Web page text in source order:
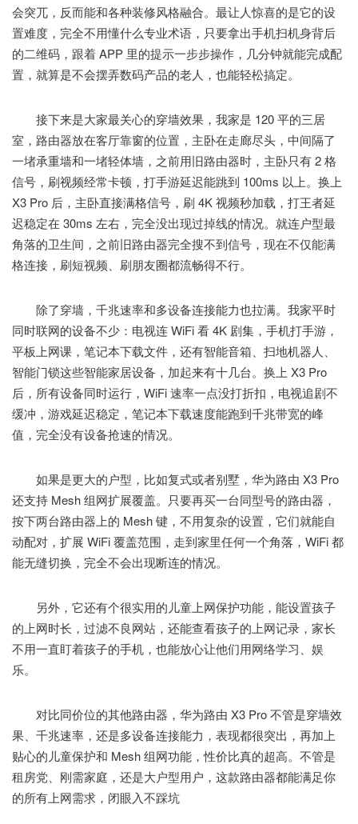
会突兀，反而能和各种装修风格融合。最让人惊喜的是它的设
置难度，完全不用懂什么专业术语，只要拿出手机扫机身背后
的二维码，跟着 APP 里的提示一步步操作，几分钟就能完成配
置，就算是不会摆弄数码产品的老人，也能轻松搞定。
接下来是大家最关心的穿墙效果，我家是 120 平的三居
室，路由器放在客厅靠窗的位置，主卧在走廊尽头，中间隔了
一堵承重墙和一堵轻体墙，之前用旧路由器时，主卧只有 2 格
信号，刷视频经常卡顿，打手游延迟能跳到 100ms 以上。换上
X3 Pro 后，主卧直接满格信号，刷 4K 视频秒加载，打王者延
迟稳定在 30ms 左右，完全没出现过掉线的情况。就连户型最
角落的卫生间，之前旧路由器完全搜不到信号，现在不仅能满
格连接，刷短视频、刷朋友圈都流畅得不行。
除了穿墙，千兆速率和多设备连接能力也拉满。我家平时
同时联网的设备不少：电视连 WiFi 看 4K 剧集，手机打手游，
平板上网课，笔记本下载文件，还有智能音箱、扫地机器人、
智能门锁这些智能家居设备，加起来有十几台。换上 X3 Pro
后，所有设备同时运行，WiFi 速率一点没打折扣，电视追剧不
缓冲，游戏延迟稳定，笔记本下载速度能跑到千兆带宽的峰
值，完全没有设备抢速的情况。
如果是更大的户型，比如复式或者别墅，华为路由 X3 Pro
还支持 Mesh 组网扩展覆盖。只要再买一台同型号的路由器，
按下两台路由器上的 Mesh 键，不用复杂的设置，它们就能自
动配对，扩展 WiFi 覆盖范围，走到家里任何一个角落，WiFi 都
能无缝切换，完全不会出现断连的情况。
另外，它还有个很实用的儿童上网保护功能，能设置孩子
的上网时长，过滤不良网站，还能查看孩子的上网记录，家长
不用一直盯着孩子的手机，也能放心让他们用网络学习、娱
乐。
对比同价位的其他路由器，华为路由 X3 Pro 不管是穿墙效
果、千兆速率，还是多设备连接能力，表现都很突出，再加上
贴心的儿童保护和 Mesh 组网功能，性价比真的超高。不管是
租房党、刚需家庭，还是大户型用户，这款路由器都能满足你
的所有上网需求，闭眼入不踩坑